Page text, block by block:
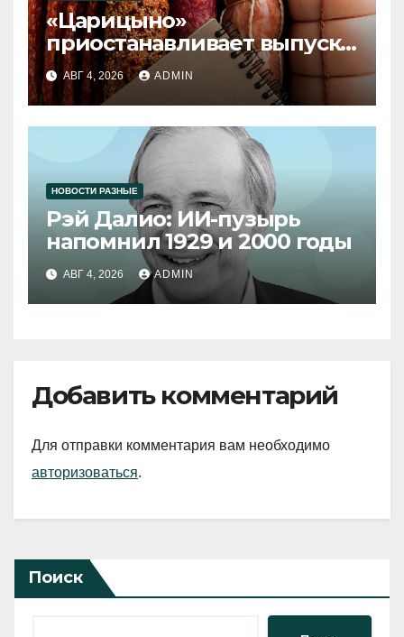
«Царицыно»
приостанавливает выпуск
продукции
АВГ 4, 2026 ADMIN
НОВОСТИ РАЗНЫЕ
Рэй Далио: ИИ-пузырь
напомнил 1929 и 2000 годы
АВГ 4, 2026 ADMIN
Добавить комментарий
Для отправки комментария вам необходимо
авторизоваться.
Поиск